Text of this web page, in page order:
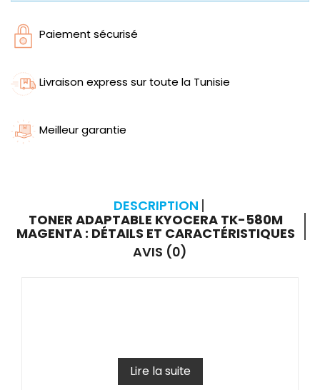
Paiement sécurisé
Livraison express sur toute la Tunisie
Meilleur garantie
DESCRIPTION
TONER ADAPTABLE KYOCERA TK-580M
MAGENTA : DÉTAILS ET CARACTÉRISTIQUES
AVIS (0)
Lire la suite